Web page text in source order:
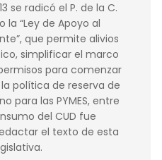
se radicó el P. de la C.
“Ley de Apoyo al
que permite alivios
simplificar el marco
para comenzar
política de reserva de
para las PYMES, entre
del CUD fue
el texto de esta